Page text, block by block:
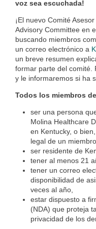
voz sea escuchada!
¡El nuevo Comité
Advisory Committee en
buscando miembros
un correo electrónico a
un breve resumen
formar parte del comité.
y le informaremos si ha
Todos los miembros
ser una persona
Molina Healthcare
en Kentucky, o
legal de un miembro,
ser residente de
tener al menos 21
tener un correo
disponibilidad de
veces al año,
estar dispuesto a
(NDA) que proteja
privacidad de los